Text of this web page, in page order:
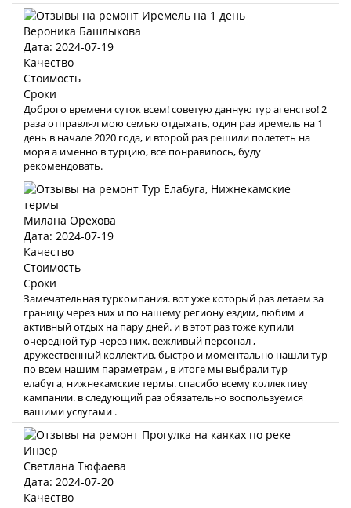
Вероника Башлыкова
Дата: 2024-07-19
Качество
Стоимость
Сроки
Доброго времени суток всем! советую данную тур агенство! 2
раза отправлял мою семью отдыхать, один раз иремель на 1
день в начале 2020 года, и второй раз решили полететь на
моря а именно в турцию, все понравилось, буду
рекомендовать.
Милана Орехова
Дата: 2024-07-19
Качество
Стоимость
Сроки
Замечательная туркомпания. вот уже который раз летаем за
границу через них и по нашему региону ездим, любим и
активный отдых на пару дней. и в этот раз тоже купили
очередной тур через них. вежливый персонал ,
дружественный коллектив. быстро и моментально нашли тур
по всем нашим параметрам , в итоге мы выбрали тур
елабуга, нижнекамские термы. спасибо всему коллективу
кампании. в следующий раз обязательно воспользуемся
вашими услугами .
Светлана Тюфаева
Дата: 2024-07-20
Качество